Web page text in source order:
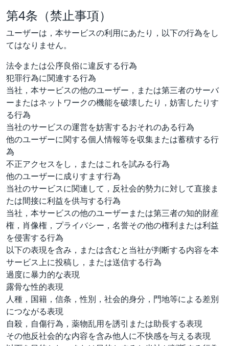
第4条（禁止事項）
ユーザーは，本サービスの利用にあたり，以下の行為をし
てはなりません。
法令または公序良俗に違反する行為
犯罪行為に関連する行為
当社，本サービスの他のユーザー，または第三者のサーバ
ーまたはネットワークの機能を破壊したり，妨害したりす
る行為
当社のサービスの運営を妨害するおそれのある行為
他のユーザーに関する個人情報等を収集または蓄積する行
為
不正アクセスをし，またはこれを試みる行為
他のユーザーに成りすます行為
当社のサービスに関連して，反社会的勢力に対して直接ま
たは間接に利益を供与する行為
当社，本サービスの他のユーザーまたは第三者の知的財産
権，肖像権，プライバシー，名誉その他の権利または利益
を侵害する行為
以下の表現を含み，または含むと当社が判断する内容を本
サービス上に投稿し，または送信する行為
過度に暴力的な表現
露骨な性的表現
人種，国籍，信条，性別，社会的身分，門地等による差別
につながる表現
自殺，自傷行為，薬物乱用を誘引または助長する表現
その他反社会的な内容を含み他人に不快感を与える表現